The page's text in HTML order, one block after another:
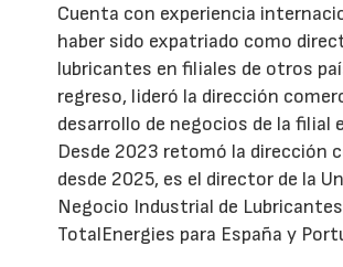
Cuenta con experiencia
haber sido expatriado como
lubricantes en filiales de otros
regreso, lideró la dirección
desarrollo de negocios de la filial
Desde 2023 retomó la dirección
desde 2025, es el director de la
Negocio Industrial de Lubricantes
TotalEnergies para España y